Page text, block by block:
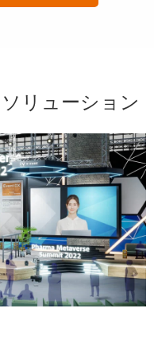
リューション